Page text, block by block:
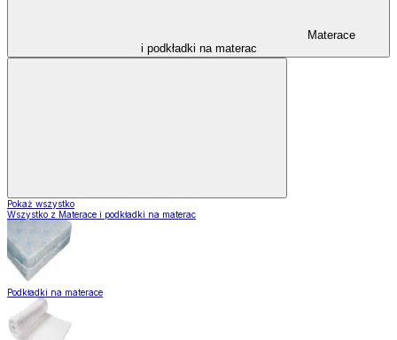
Materace
i podkładki na materac
Pokaż wszystko
Wszystko z Materace i podkładki na materac
Podkładki na materace